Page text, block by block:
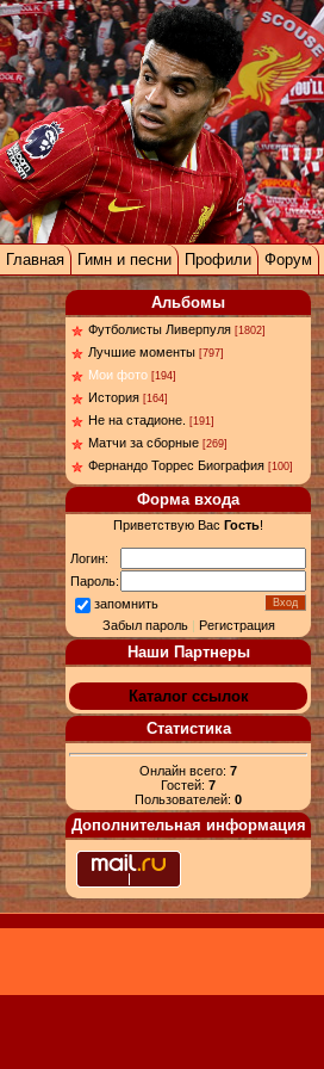
Главная Гимн и песни Профили Форум
Альбомы
Футболисты Ливерпуля [1802]
Лучшие моменты [797]
Мои фото [194]
История [164]
Не на стадионе. [191]
Матчи за сборные [269]
Фернандо Торрес Биография [100]
Форма входа
Приветствую Вас Гость!
Логин:
Пароль:
запомнить
Забыл пароль| Регистрация
Наши Партнеры
Каталог ссылок
Статистика
Онлайн всего: 7
Гостей: 7
Пользователей: 0
Дополнительная информация